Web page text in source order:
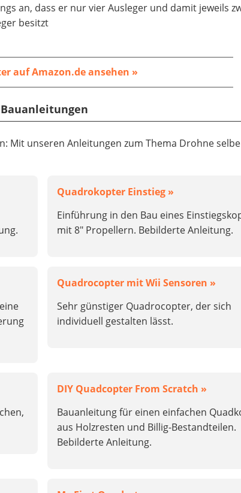
an, dass er nur vier Ausleger und damit jeweils
besitzt
auf Amazon.de ansehen »
Mit unseren Anleitungen zum Thema Drohne
Quadrokopter Einstieg »
Einführung in den Bau eines
mit 8″ Propellern. Bebilderte Anleitung.
Quadrocopter mit Wii Sensoren »
Sehr günstiger Quadrocopter, der sich
individuell gestalten lässt.
DIY Quadcopter From Scratch »
Bauanleitung für einen einfachen
aus Holzresten und Billig-Bestandteilen.
Bebilderte Anleitung.